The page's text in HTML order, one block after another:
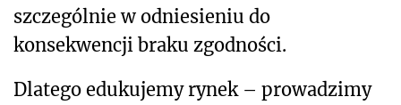
szczególnie w odniesieniu do
konsekwencji braku zgodności.
Dlatego edukujemy rynek – prowadzimy